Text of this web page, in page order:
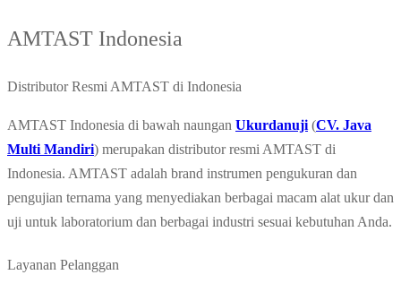
AMTAST Indonesia
Distributor Resmi AMTAST di Indonesia
AMTAST Indonesia di bawah naungan Ukurdanuji (CV. Java
Multi Mandiri) merupakan distributor resmi AMTAST di
Indonesia. AMTAST adalah brand instrumen pengukuran dan
pengujian ternama yang menyediakan berbagai macam alat ukur dan
uji untuk laboratorium dan berbagai industri sesuai kebutuhan Anda.
Layanan Pelanggan